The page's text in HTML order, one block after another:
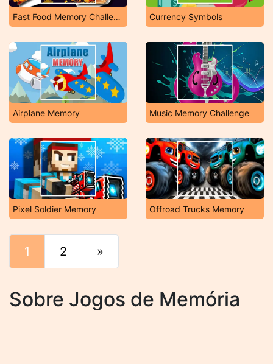
Fast Food Memory Challenge Currency Symbols
Airplane Memory Music Memory Challenge
Pixel Soldier Memory Offroad Trucks Memory
1 2 »
Sobre Jogos de Memória